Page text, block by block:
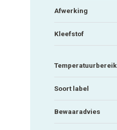
Afwerking
Kleefstof
Temperatuurbereik
Soort label
Bewaaradvies